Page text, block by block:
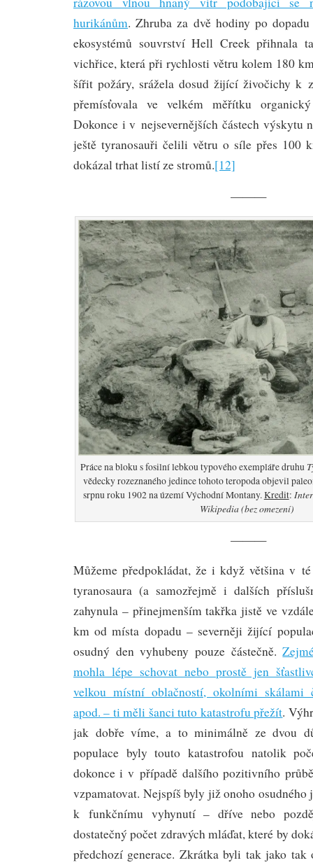
hurikánům. Zhruba za dvě hodiny po
ekosystémů souvrství Hell Creek přihnala
vichřice, která při rychlosti větru kolem 180
šířit požáry, srážela dosud žijící živočichy k
přemísťovala ve velkém měřítku
Dokonce i v nejsevernějších částech výskytu
ještě tyranosauři čelili větru o síle přes 100
dokázal trhat listí ze stromů.[12]
———
Práce na bloku s fosilní lebkou typového exempláře druhu
vědecky rozeznaného jedince tohoto teropoda objevil
srpnu roku 1902 na území Východní Montany.Kredit:
Wikipedia (bez omezení)
———
Můžeme předpokládat, že i když většina v
tyranosaura (a samozřejmě i dalších
zahynula – přinejmenším takřka jistě ve
km od místa dopadu – severněji žijící
osudný den vyhubeny pouze částečně.
mohla lépe schovat nebo prostě jen
velkou místní oblačností, okolními
apod. – ti měli šanci tuto katastrofu přežít.
jak dobře víme, a to minimálně ze dvou
populace byly touto katastrofou natolik
dokonce i v případě dalšího pozitivního
vzpamatovat. Nejspíš byly již onoho osudného
k funkčnímu vyhynutí – dříve nebo
dostatečný počet zdravých mláďat, které by
předchozí generace. Zkrátka byli tak jako